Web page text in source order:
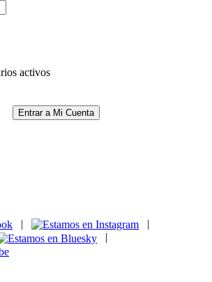
activos
Entrar a Mi Cuenta
|
|
|